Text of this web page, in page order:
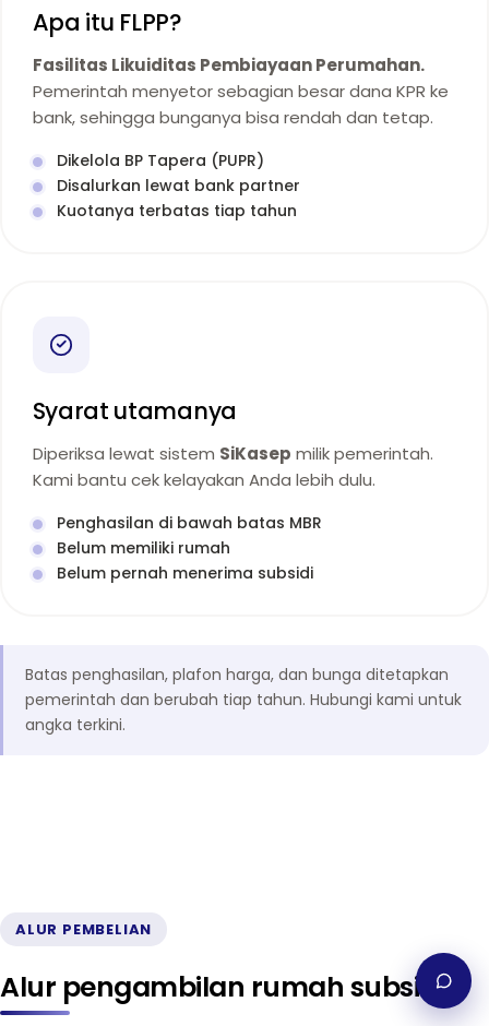
Apa itu FLPP?
Fasilitas Likuiditas Pembiayaan Perumahan.
Pemerintah menyetor sebagian besar dana KPR ke
bank, sehingga bunganya bisa rendah dan tetap.
Dikelola BP Tapera (PUPR)
Disalurkan lewat bank partner
Kuotanya terbatas tiap tahun
Syarat utamanya
Diperiksa lewat sistem SiKasep milik pemerintah.
Kami bantu cek kelayakan Anda lebih dulu.
Penghasilan di bawah batas MBR
Belum memiliki rumah
Belum pernah menerima subsidi
Batas penghasilan, plafon harga, dan bunga ditetapkan
pemerintah dan berubah tiap tahun. Hubungi kami untuk
angka terkini.
ALUR PEMBELIAN
Alur pengambilan rumah subsidi